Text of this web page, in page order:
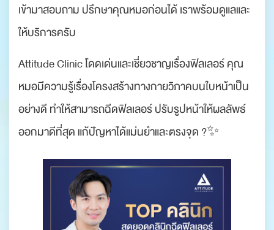
เข้ามาสอบถาม ปรึกษาคุณหมอก่อนได้ เราพร้อมดูแลและ
ให้บริการครับ
Attitude Clinic โดดเด่นและเชี่ยวชาญเรื่องฟิลเลอร์ คุณ
หมอมีความรู้เรื่องโครงสร้างทางกายวิภาคบนใบหน้าเป็น
อย่างดี ทำให้สามารถฉีดฟิลเลอร์ ปรับรูปหน้าให้ผลลัพธ์
ออกมาดีที่สุด แก้ปัญหาได้แม่นยำและตรงจุด ?✨